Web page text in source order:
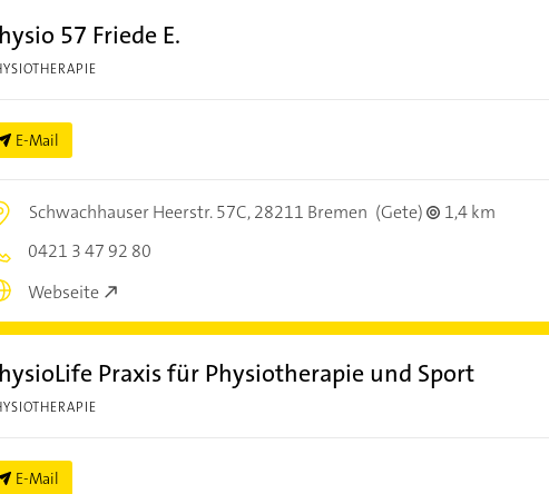
57 Friede E.
E-Mail
Schwachhauser Heerstr. 57C,28211 Bremen (Gete)
1,4 km
0421 3 47 92 80
Webseite
Praxis für Physiotherapie und Sport
E-Mail